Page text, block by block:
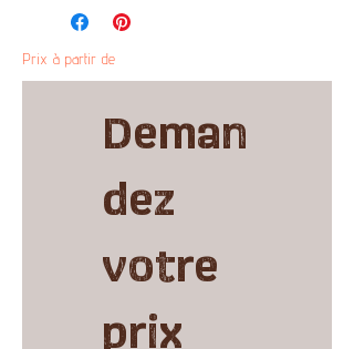
Prix à partir de
Deman
dez
votre
prix